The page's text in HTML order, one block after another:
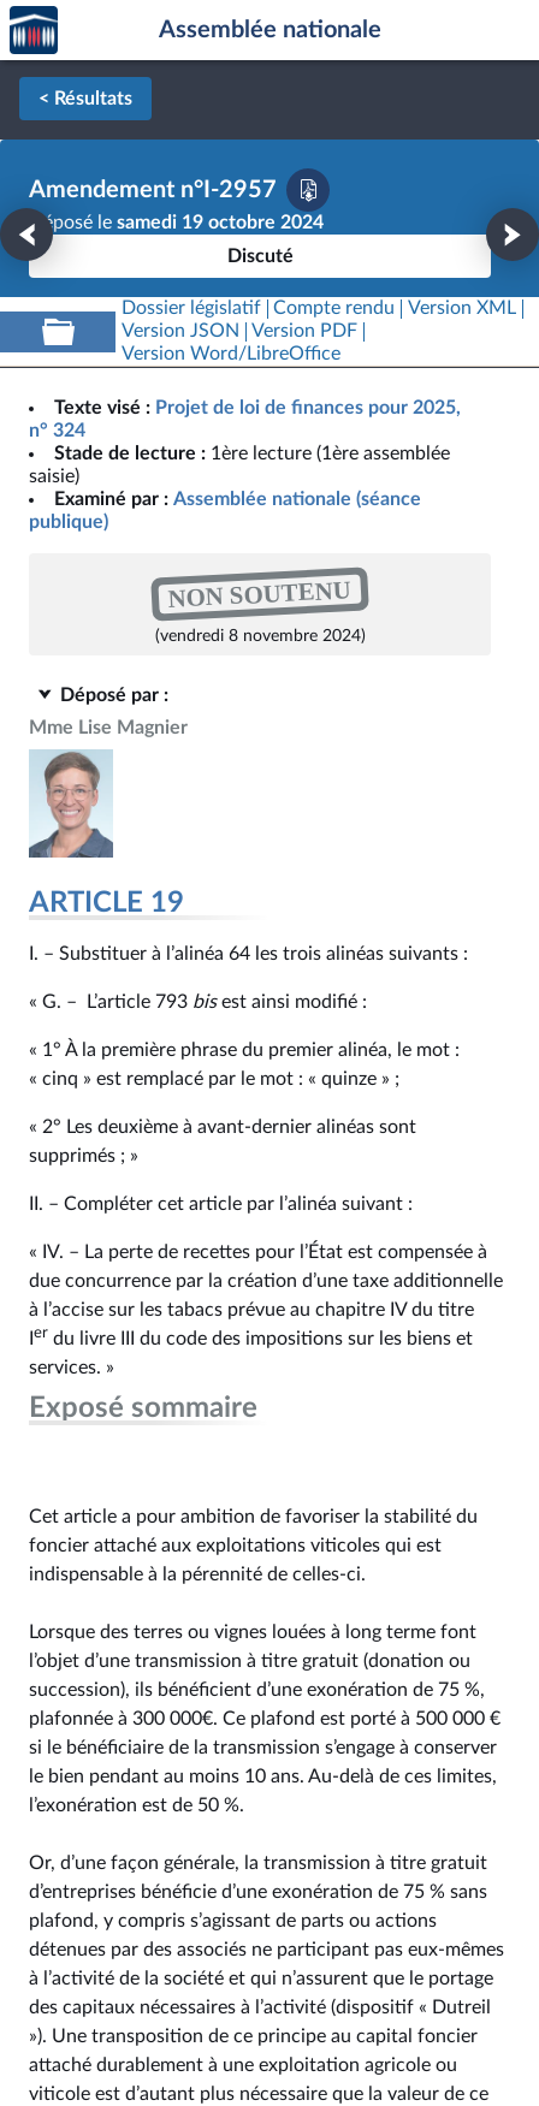
Aller au contenu
Aller en bas de la page
Accèder
à la
page
d'accueil
Assemblée nationale
< Résultats
Amendement n°I-2957
Déposé le samedi 19 octobre 2024
Discuté
Dossier législatif Compte rendu
Version XML
Version JSON
Version PDF
Version Word/LibreOffice
Texte visé : Projet de loi de finances pour 2025,
n° 324
Stade de lecture : 1ère lecture (1ère assemblée
saisie)
Examiné par : Assemblée nationale (séance
publique)
NON SOUTENU
(vendredi 8 novembre 2024)
Déposé par :
Mme Lise Magnier
ARTICLE 19
I. – Substituer à l’alinéa 64 les trois alinéas suivants :
« G. – L’article 793 bisest ainsi modifié :
« 1° À la première phrase du premier alinéa, le mot :
« cinq » est remplacé par le mot : « quinze » ;
« 2° Les deuxième à avant-dernier alinéas sont
supprimés ; »
II. – Compléter cet article par l’alinéa suivant :
« IV. – La perte de recettes pour l’État est compensée à
due concurrence par la création d’une taxe additionnelle
à l’accise sur les tabacs prévue au chapitre IV du titre
er du livre III du code des impositions sur les biens et
services. »
Exposé sommaire
Cet article a pour ambition de favoriser la stabilité du
foncier attaché aux exploitations viticoles qui est
indispensable à la pérennité de celles-ci.
Lorsque des terres ou vignes louées à long terme font
l’objet d’une transmission à titre gratuit (donation ou
succession), ils bénéficient d’une exonération de 75 %,
plafonnée à 300 000€. Ce plafond est porté à 500 000 €
si le bénéficiaire de la transmission s’engage à conserver
le bien pendant au moins 10 ans. Au-delà de ces limites,
l’exonération est de 50 %.
Or, d’une façon générale, la transmission à titre gratuit
d’entreprises bénéficie d’une exonération de 75 % sans
plafond, y compris s’agissant de parts ou actions
détenues par des associés ne participant pas eux-mêmes
à l’activité de la société et qui n’assurent que le portage
des capitaux nécessaires à l’activité (dispositif « Dutreil
»). Une transposition de ce principe au capital foncier
attaché durablement à une exploitation agricole ou
viticole est d’autant plus nécessaire que la valeur de ce